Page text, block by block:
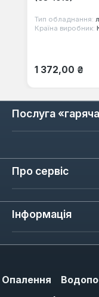
Тип обладнання:
Країна виробник:
Звичайна
1 372,00 ₴
Послуга «гаряча
Про сервіс
Інформація
Опалення